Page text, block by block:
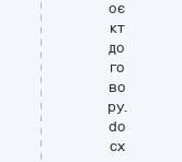
оє
кт
до
го
во
ру.
do
cx